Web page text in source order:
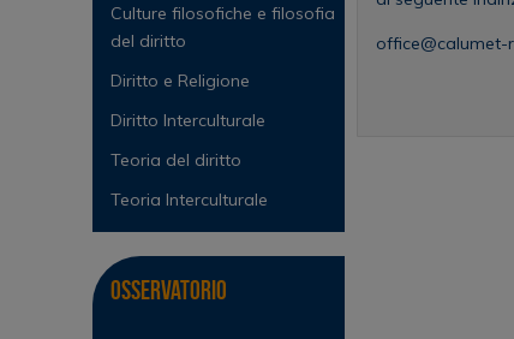
office@calumet-
Culture filosofiche e filosofia
del diritto
Diritto e Religione
Diritto Interculturale
Teoria del diritto
Teoria Interculturale
Osservatorio